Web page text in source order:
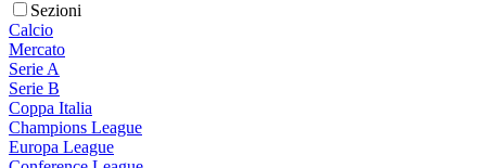
Sezioni
Calcio
Mercato
Serie A
Serie B
Coppa Italia
Champions League
Europa League